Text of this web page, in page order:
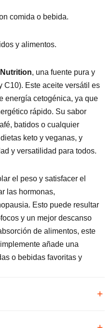
comida o bebida.
y alimentos.
, una fuente pura y
C10). Este aceite versátil es
energía cetogénica, ya que
rápido. Su sabor
batidos o cualquier
keto y veganas, y
y versatilidad para todos.
el peso y satisfacer el
las hormonas,
Esto puede resultar
y un mejor descanso
de alimentos, este
añade una
o bebidas favoritas y